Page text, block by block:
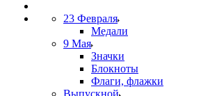
23 Февраля
Медали
9 Мая
Значки
Блокноты
Флаги, флажки
Выпускной